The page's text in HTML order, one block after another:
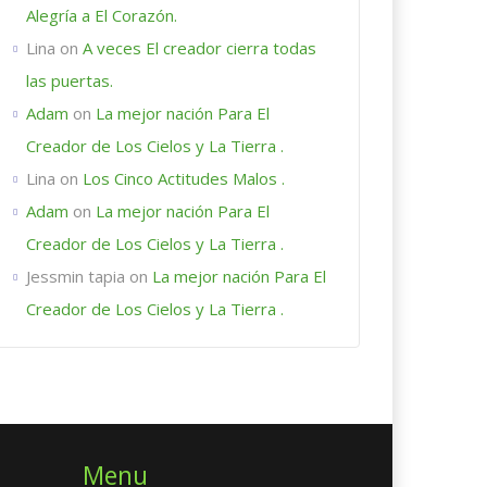
Alegría a El Corazón.
Lina on A veces El creador cierra todas
las puertas.
Adam on La mejor nación Para El
Creador de Los Cielos y La Tierra .
Lina on Los Cinco Actitudes Malos .
Adam on La mejor nación Para El
Creador de Los Cielos y La Tierra .
Jessmin tapia on La mejor nación Para El
Creador de Los Cielos y La Tierra .
Menu